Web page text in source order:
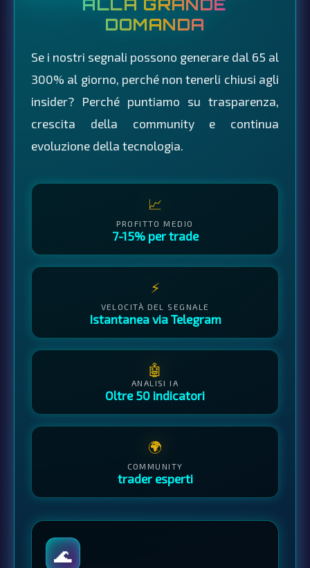
ALLA GRANDE
DOMANDA
Se i nostri segnali possono generare dal 65 al
300% al giorno, perché non tenerli chiusi agli
insider? Perché puntiamo su trasparenza,
crescita della community e continua
evoluzione della tecnologia.
📈
PROFITTO MEDIO
7-15% per trade
⚡
VELOCITÀ DEL SEGNALE
Istantanea via Telegram
🤖
ANALISI IA
Oltre 50 indicatori
🌍
COMMUNITY
trader esperti
🌊